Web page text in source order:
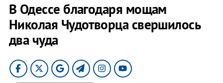
В Одессе благодаря мощам
Николая Чудотворца свершилось
два чуда